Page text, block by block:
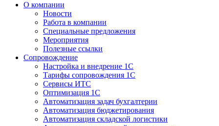
О компании
Новости
Работа в компании
Специальные предложения
Мероприятия
Полезные ссылки
Сопровождение
Настройка и внедрение 1С
Тарифы сопровождения 1С
Сервисы ИТС
Оптимизация 1С
Автоматизация задач бухгалтерии
Автоматизация бюджетирования
Автоматизация складской логистики